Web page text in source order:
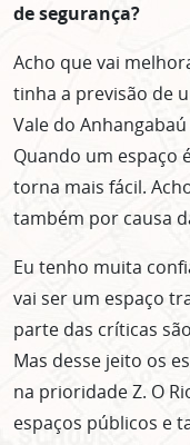
de segurança?
Acho que vai
tinha a previsão de
Vale do
Quando um espaço
torna mais fácil.
também por causa
Eu tenho muita
vai ser um espaço
parte das críticas
Mas desse jeito os
na prioridade Z. O
espaços públicos e